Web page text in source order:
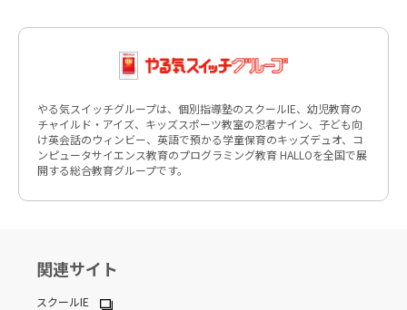
やる気スイッチグループは、個別指導塾のスクールIE、幼児教育の
チャイルド・アイズ、キッズスポーツ教室の忍者ナイン、子ども向
け英会話のウィンビー、英語で預かる学童保育のキッズデュオ、コ
ンピュータサイエンス教育のプログラミング教育 HALLOを全国で展
開する総合教育グループです。
関連サイト
スクールIE